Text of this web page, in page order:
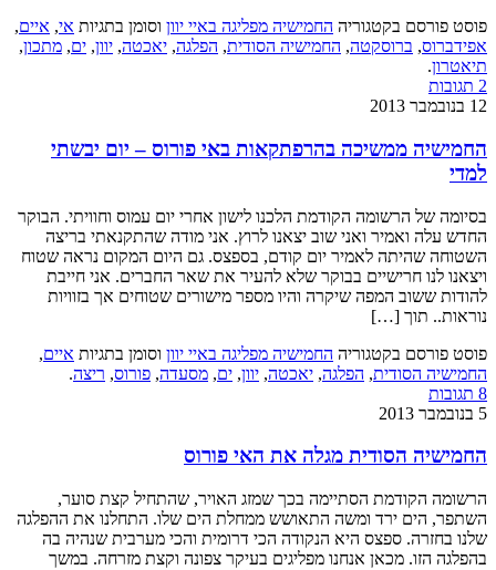
פוסט פורסם בקטגוריההחמישיה מפליגה באיי יווןוסומן בתגיותאי,איים,
אפידברוס,ברוסקטה,החמישיה הסודית,הפלגה,יאכטה,יוון,ים,מתכון,
תיאטרון.
12 בנובמבר 2013
החמישיה ממשיכה בהרפתקאות באי פורוס – יום יבשתי
למדי
בסיומה של הרשומה הקודמת הלכנו לישון אחרי יום עמוס וחוויתי. הבוקר
החדש עלה ואמיר ואני שוב יצאנו לרוץ. אני מודה שהתקנאתי בריצה
השטוחה שהיתה לאמיר יום קודם, בספצס. גם היום המקום נראה שטוח
ויצאנו לנו חרישיים בבוקר שלא להעיר את שאר החברים. אני חייבת
להודות ששוב המפה שיקרה והיו מספר מישורים שטוחים אך בזוויות
נוראות.. תוך […]
פוסט פורסם בקטגוריההחמישיה מפליגה באיי יווןוסומן בתגיותאיים,
החמישיה הסודית,הפלגה,יאכטה,יוון,ים,מסעדה,פורוס,ריצה.
החמישיה הסודית מגלה את האי פורוס
הרשומה הקודמת הסתיימה בכך שמזג האויר, שהתחיל קצת סוער,
השתפר, הים ירד ומשה התאושש ממחלת הים שלו. התחלנו את ההפלגה
שלנו בחזרה. ספצס היא הנקודה הכי דרומית והכי מערבית שנהיה בה
בהפלגה הזו. מכאן אנחנו מפליגים בעיקר צפונה וקצת מזרחה. במשך